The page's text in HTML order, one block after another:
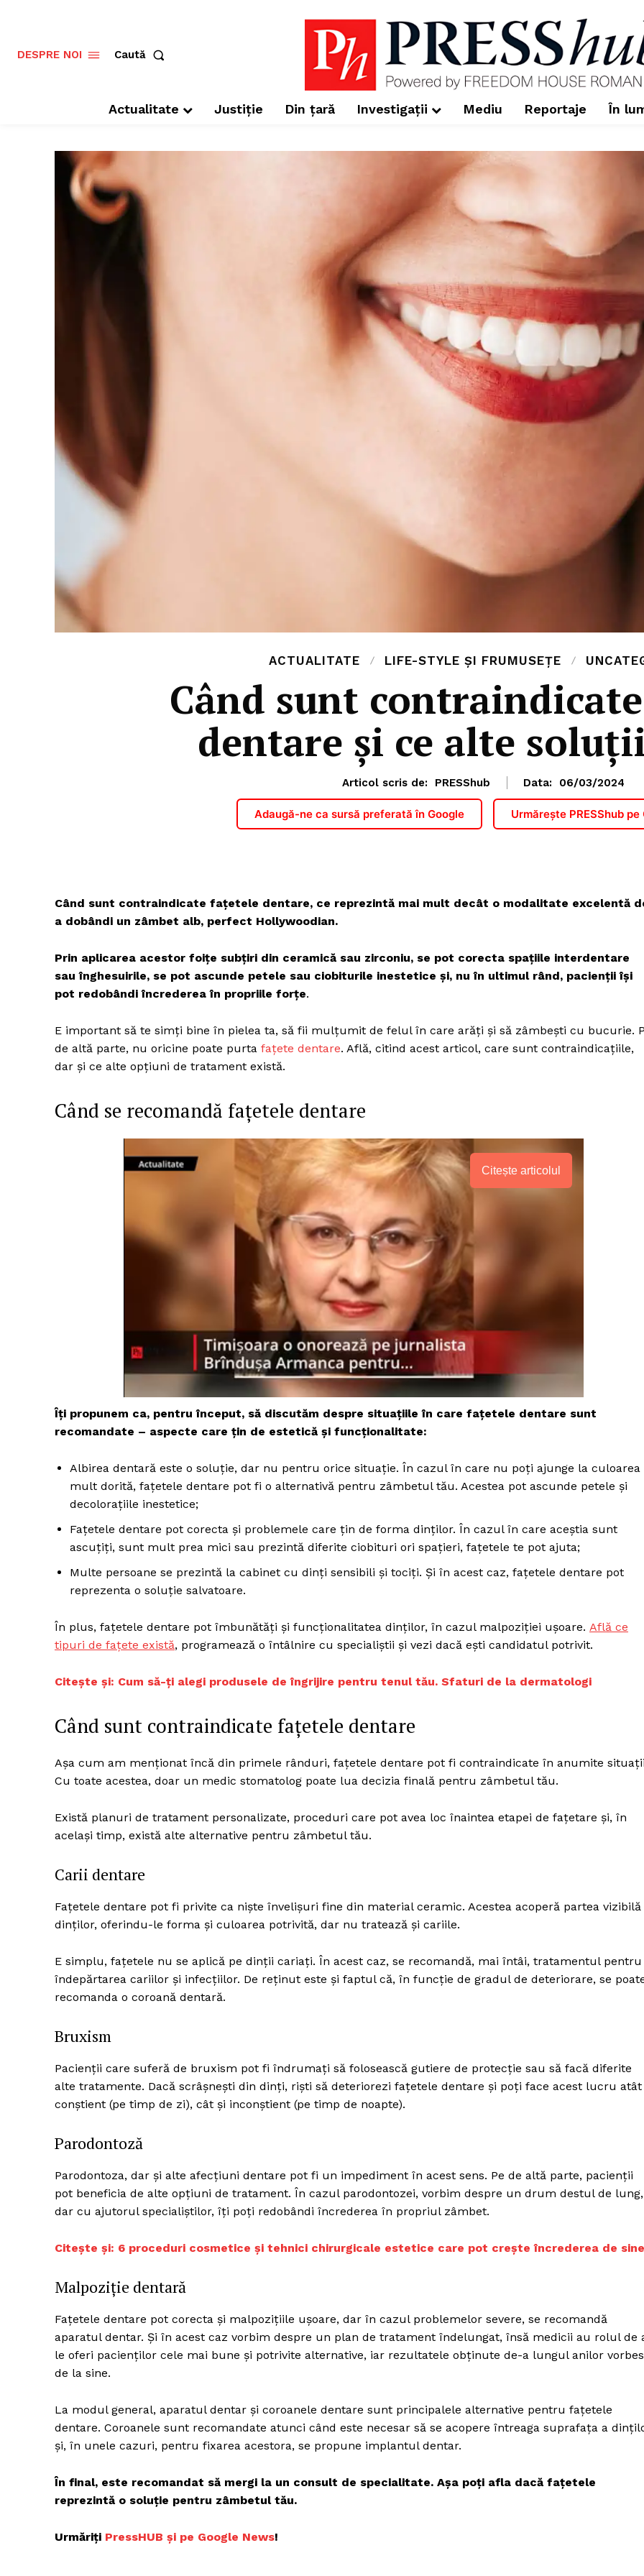
Un proiect
PRESShub
Rețea
DESPRE NOI Caută
Actualitate Justiție Din țară Investigații Mediu Reportaje În
ACTUALITATE LIFE-STYLE ȘI FRUMUSEȚE
Când sunt
dentare și ce alte
Articol scris de: PRESShub Data: 06/03/2024
Adaugă-ne ca sursă preferată în Google Urmărește PRESShub
Când sunt contraindicate fațetele dentare, ce reprezintă mai mult decât o modalitate excelentă
a dobândi un zâmbet alb, perfect Hollywoodian.
Prin aplicarea acestor foițe subțiri din ceramică sau zirconiu, se pot corecta spațiile interdentare
sau înghesuirile, se pot ascunde petele sau ciobiturile inestetice și, nu în ultimul rând, pacienții își
pot redobândi încrederea în propriile forțe.
E important să te simți bine în pielea ta, să fii mulțumit de felul în care arăți și să zâmbești cu bucurie.
de altă parte, nu oricine poate purta fațete dentare. Află, citind acest articol, care sunt contraindicațiile,
dar și ce alte opțiuni de tratament există.
Când se recomandă fațetele dentare
Citește articolul
Îți propunem ca, pentru început, să discutăm despre situațiile în care fațetele dentare sunt
recomandate – aspecte care țin de estetică și funcționalitate:
Albirea dentară este o soluție, dar nu pentru orice situație. În cazul în care nu poți ajunge la culoarea
mult dorită, fațetele dentare pot fi o alternativă pentru zâmbetul tău. Acestea pot ascunde petele și
decolorațiile inestetice;
Fațetele dentare pot corecta și problemele care țin de forma dinților. În cazul în care aceștia sunt
ascuțiți, sunt mult prea mici sau prezintă diferite ciobituri ori spațieri, fațetele te pot ajuta;
Multe persoane se prezintă la cabinet cu dinți sensibili și tociți. Și în acest caz, fațetele dentare pot
reprezenta o soluție salvatoare.
În plus, fațetele dentare pot îmbunătăți și funcționalitatea dinților, în cazul malpoziției ușoare. Află ce
tipuri de fațete există, programează o întâlnire cu specialiștii și vezi dacă ești candidatul potrivit.
Citește și: Cum să-ți alegi produsele de îngrijire pentru tenul tău. Sfaturi de la dermatologi
Când sunt contraindicate fațetele dentare
Așa cum am menționat încă din primele rânduri, fațetele dentare pot fi contraindicate în anumite
Cu toate acestea, doar un medic stomatolog poate lua decizia finală pentru zâmbetul tău.
Există planuri de tratament personalizate, proceduri care pot avea loc înaintea etapei de fațetare și, în
același timp, există alte alternative pentru zâmbetul tău.
Carii dentare
Fațetele dentare pot fi privite ca niște învelișuri fine din material ceramic. Acestea acoperă partea vizibilă
dinților, oferindu-le forma și culoarea potrivită, dar nu tratează și cariile.
E simplu, fațetele nu se aplică pe dinții cariați. În acest caz, se recomandă, mai întâi, tratamentul pentru
îndepărtarea cariilor și infecțiilor. De reținut este și faptul că, în funcție de gradul de deteriorare, se
recomanda o coroană dentară.
Bruxism
Pacienții care suferă de bruxism pot fi îndrumați să folosească gutiere de protecție sau să facă diferite
alte tratamente. Dacă scrâșnești din dinți, riști să deteriorezi fațetele dentare și poți face acest lucru atât
conștient (pe timp de zi), cât și inconștient (pe timp de noapte).
Parodontoză
Parodontoza, dar și alte afecțiuni dentare pot fi un impediment în acest sens. Pe de altă parte, pacienții
pot beneficia de alte opțiuni de tratament. În cazul parodontozei, vorbim despre un drum destul de lung,
dar cu ajutorul specialiștilor, îți poți redobândi încrederea în propriul zâmbet.
Citește și: 6 proceduri cosmetice și tehnici chirurgicale estetice care pot crește încrederea de sine
Malpoziție dentară
Fațetele dentare pot corecta și malpozițiile ușoare, dar în cazul problemelor severe, se recomandă
aparatul dentar. Și în acest caz vorbim despre un plan de tratament îndelungat, însă medicii au rolul de
le oferi pacienților cele mai bune și potrivite alternative, iar rezultatele obținute de-a lungul anilor
de la sine.
La modul general, aparatul dentar și coroanele dentare sunt principalele alternative pentru fațetele
dentare. Coroanele sunt recomandate atunci când este necesar să se acopere întreaga suprafața a
și, în unele cazuri, pentru fixarea acestora, se propune implantul dentar.
În final, este recomandat să mergi la un consult de specialitate. Așa poți afla dacă fațetele
reprezintă o soluție pentru zâmbetul tău.
Urmăriți PressHUB și pe Google News!